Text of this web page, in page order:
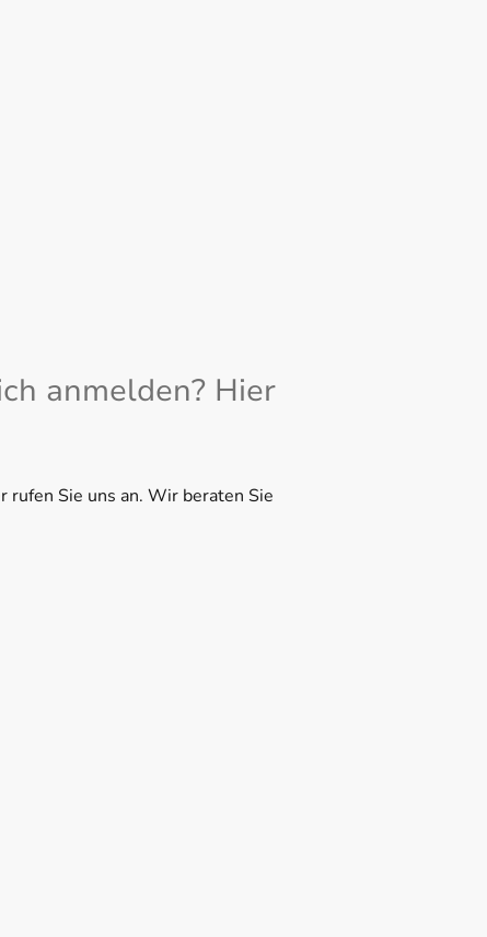
anmelden? Hier
rufen Sie uns an. Wir beraten Sie